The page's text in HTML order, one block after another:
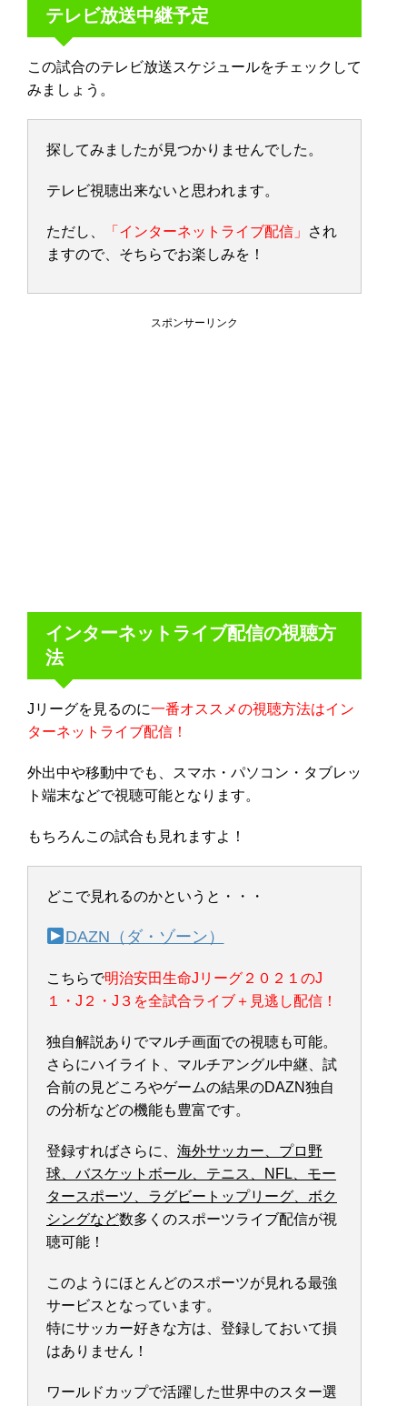
テレビ放送中継予定
この試合のテレビ放送スケジュールをチェックして
みましょう。
探してみましたが見つかりませんでした。
テレビ視聴出来ないと思われます。
ただし、 「インターネットライブ配信」
され
ますので、そちらでお楽しみを！
スポンサーリンク
インターネットライブ配信の視聴方
法
Jリーグを見るのに一番オススメの視聴方法はイン
ターネットライブ配信！
外出中や移動中でも、スマホ・パソコン・タブレッ
ト端末などで視聴可能となります。
もちろんこの試合も見れますよ！
どこで見れるのかというと・・・
DAZN（ダ・ゾーン）
こちらで明治安田生命Jリーグ２０２１のJ
１・J２・J３を全試合ライブ＋見逃し配信！
独自解説ありでマルチ画面での視聴も可能。
さらにハイライト、マルチアングル中継、試
合前の見どころやゲームの結果のDAZN独自
の分析などの機能も豊富です。
登録すればさらに、 海外サッカー、プロ野
球、バスケットボール、テニス、NFL、モー
タースポーツ、ラグビートップリーグ、ボク
シングなど数多くのスポーツライブ配信が視
聴可能！
このようにほとんどのスポーツが見れる最強
サービスとなっています。
特にサッカー好きな方は、登録しておいて損
はありません！
ワールドカップで活躍した世界中のスター選